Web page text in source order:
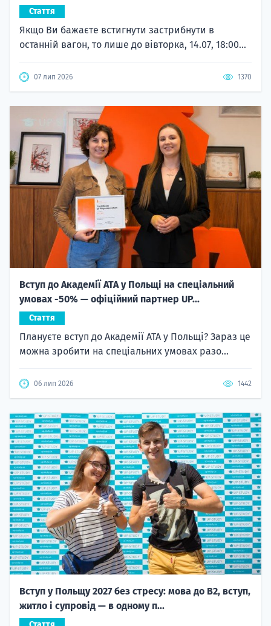
Стаття
Якщо Ви бажаєте встигнути застрибнути в
останній вагон, то лише до вівторка, 14.07, 18:00...
07 лип 2026 1370
Вступ до Академії ATA у Польщі на спеціальний
умовах -50% — офіційний партнер UP...
Стаття
Плануєте вступ до Академії ATA у Польщі? Зараз це
можна зробити на спеціальних умовах разо...
06 лип 2026 1442
Вступ у Польщу 2027 без стресу: мова до B2, вступ,
житло і супровід — в одному п...